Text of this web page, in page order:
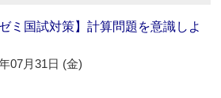
ゼミ国試対策】計算問題を意識しよ
07月31日 (金)